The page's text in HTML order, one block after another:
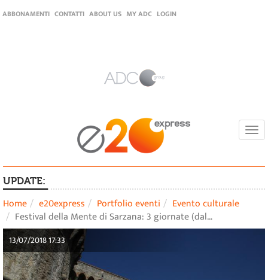
ABBONAMENTI CONTATTI ABOUT US MY ADC LOGIN
UPDATE:
Home e20express Portfolio eventi
Evento culturale
Festival della Mente di Sarzana: 3 giornate (dal…
13/07/2018 17:33